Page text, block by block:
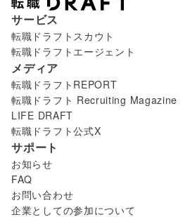
サービス
転職ドラフトスカウト
転職ドラフトエージェント
メディア
転職ドラフトREPORT
転職ドラフト Recruiting Magazine
LIFE DRAFT
転職ドラフト公式X
サポート
お知らせ
FAQ
お問い合わせ
企業としての参加について